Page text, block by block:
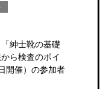
紳士靴の基礎
ら検査のポイ
開催）の参加者